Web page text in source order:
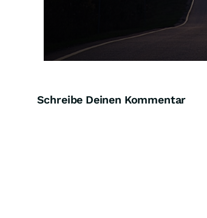
Schreibe Deinen Kommentar